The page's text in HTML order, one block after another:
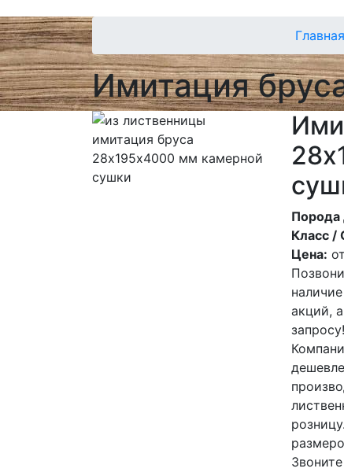
Главная
Имитация
Порода
Класс /
Цена:
акций,
запросу!